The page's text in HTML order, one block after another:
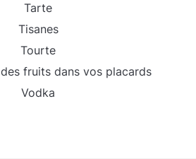
Tarte
Tisanes
Tourte
des fruits dans vos placards
Vodka